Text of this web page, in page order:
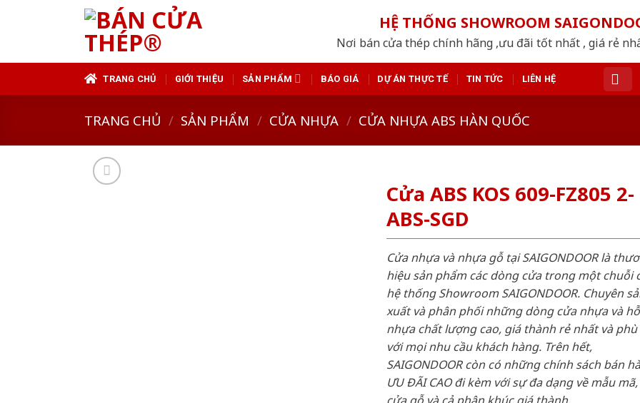
HỆ THỐNG SHOWROOM
Nơi bán cửa thép chính hãng ,ưu đãi tốt nhất , giá rẻ
TRANG CHỦ GIỚI THIỆU SẢN PHẨM BÁO GIÁ DỰ ÁN THỰC TẾ TIN TỨC LIÊN HỆ
TRANG CHỦ / SẢN PHẨM / CỬA NHỰA / CỬA NHỰA ABS HÀN QUỐC
Cửa ABS KOS 609-FZ805 2-
ABS-SGD
Cửa nhựa và nhựa gỗ tại SAIGONDOOR là
hiệu sản phẩm các dòng cửa trong một chuỗi
hệ thống Showroom SAIGONDOOR. Chuyên
xuất và phân phối những dòng cửa nhựa và
nhựa chất lượng cao, giá thành rẻ nhất và
với mọi nhu cầu khách hàng. Trên hết,
SAIGONDOOR còn có những chính sách bán
ƯU ĐÃI CAO đi kèm với sự đa dạng về mẫu